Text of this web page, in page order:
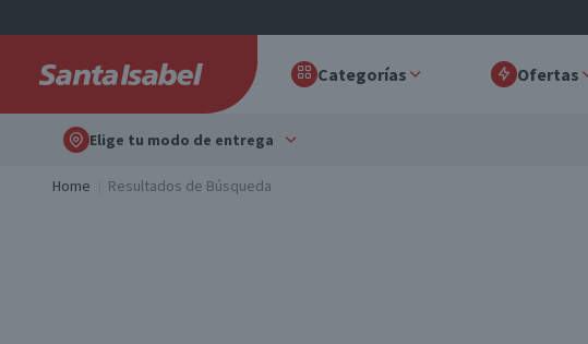
Categorías Ofertas
Elige tu modo de entrega
Home Resultados de Búsqueda